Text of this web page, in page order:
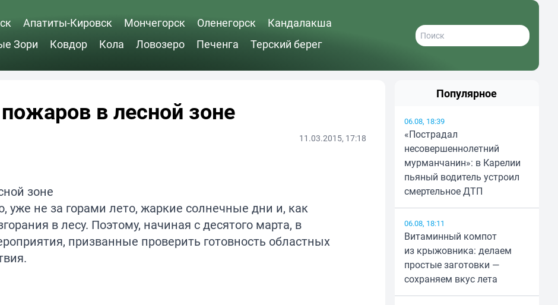
Апатиты-Кировск Мончегорск Оленегорск
Кандалакша
Зори
Ковдор Кола Ловозеро Печенга Терский берег
в лесной зоне
11.03.2015, 17:18
уже не за горами лето, жаркие солнечные дни и, как
в лесу. Поэтому, начиная с десятого марта, в
призванные проверить готовность областных
Популярное
06.08, 18:39
«Пострадал
несовершеннолетний
мурманчанин»: в Карелии
пьяный водитель устроил
смертельное ДТП
06.08, 18:11
Витаминный компот
из крыжовника: делаем
простые заготовки —
сохраняем вкус лета